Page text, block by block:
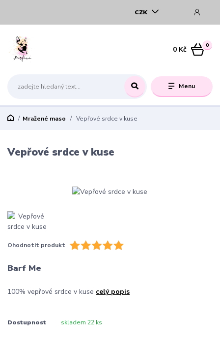
Menu
CZK
0
0 Kč
Mražené maso Vepřové srdce v kuse
Vepřové srdce v kuse
Ohodnotit produkt
Barf Me
100% vepřové srdce v kuse celý popis
Dostupnost skladem 22 ks